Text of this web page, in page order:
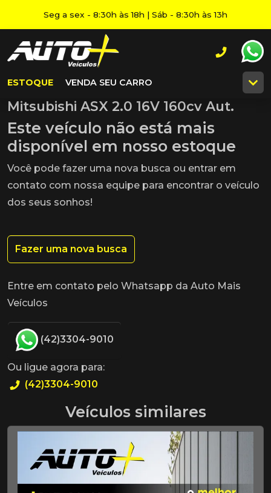
Seg a sex - 8:30h às 18h | Sáb - 8:30h às 13h
ESTOQUE VENDA SEU CARRO
Mitsubishi ASX 2.0 16V 160cv Aut.
Este veículo não está mais
disponível em nosso estoque
Você pode fazer uma nova busca ou entrar em
contato com nossa equipe para encontrar o veículo
dos seus sonhos!
Fazer uma nova busca
Entre em contato pelo Whatsapp da Auto Mais
Veículos
(42)3304-9010
Ou ligue agora para:
(42)3304-9010
Veículos similares